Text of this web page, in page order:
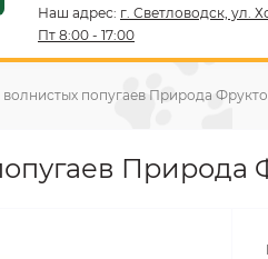
Наш адрес: г. Светловодск, ул.
Пт 8:00 - 17:00
попугаев Природа
Природа